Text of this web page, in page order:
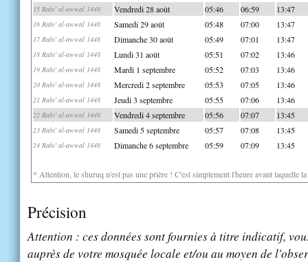
15 Rabi' al-awwal 1448 Vendredi 28 août 05:46 06:59 13:47
16 Rabi' al-awwal 1448 Samedi 29 août 05:48 07:00 13:47
17 Rabi' al-awwal 1448 Dimanche 30 août 05:49 07:01 13:47
18 Rabi' al-awwal 1448 Lundi 31 août 05:51 07:02 13:46
19 Rabi' al-awwal 1448 Mardi 1 septembre 05:52 07:03 13:46
20 Rabi' al-awwal 1448 Mercredi 2 septembre 05:53 07:05 13:46
21 Rabi' al-awwal 1448 Jeudi 3 septembre 05:55 07:06 13:46
22 Rabi' al-awwal 1448 Vendredi 4 septembre 05:56 07:07 13:45
23 Rabi' al-awwal 1448 Samedi 5 septembre 05:57 07:08 13:45
24 Rabi' al-awwal 1448 Dimanche 6 septembre 05:59 07:09 13:45
* Attention, le shuruq n'est pas une prière ! C'est simplement l'heure avant laquelle
Précision
Attention : ces données sont fournies à titre indicatif,
auprès de votre mosquée locale et/ou au moyen de